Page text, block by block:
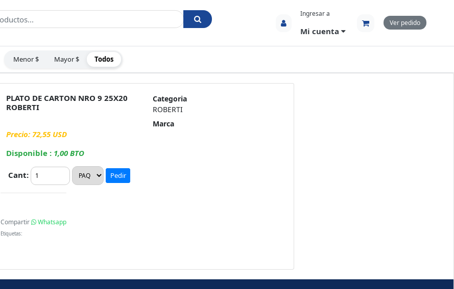
Ingresar a
Mi cuenta
Ver pedido
Menor $ Mayor $ Todos
PLATO DE CARTON NRO 9 25X20
ROBERTI
Precio: 72,55 USD
Disponible : 1,00 BTO
Cant: Pedir
Categoria
ROBERTI
Marca
Compartir Whatsapp
Etiquetas: